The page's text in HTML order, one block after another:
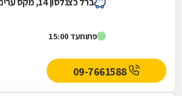
פתוחעד 15:00
09-7661588